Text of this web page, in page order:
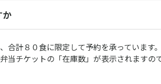
か
合計８０食に限定して予約を承っています
当チケットの「在庫数」が表示されますの